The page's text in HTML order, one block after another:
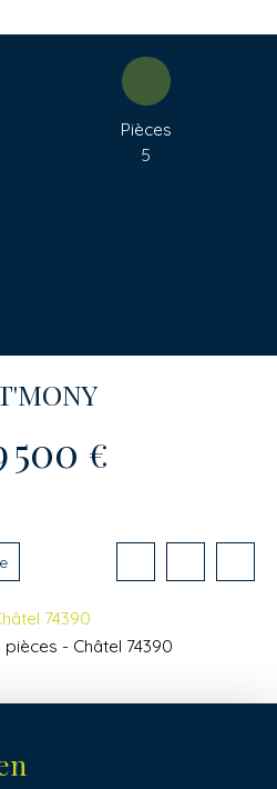
Pièces
5
500 €
74390
- Châtel 74390